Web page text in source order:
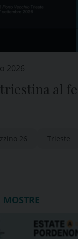
2026
al
26 Trieste
MOSTRE